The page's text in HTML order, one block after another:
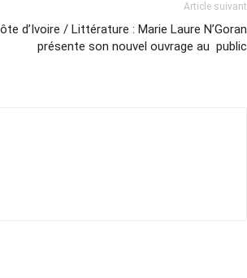
Article suivant
d’Ivoire / Littérature : Marie Laure N’Goran
présente son nouvel ouvrage au public